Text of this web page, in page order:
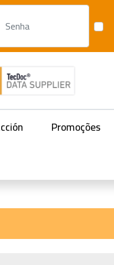
Promoções